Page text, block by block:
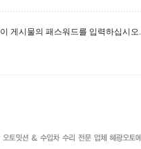
이 게시물의 패스워드를 입력하십시오.